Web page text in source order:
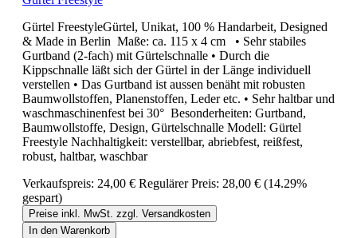
Gürtel FreestyleGürtel, Unikat, 100 % Handarbeit, Designed
& Made in Berlin Maße: ca. 115 x 4 cm • Sehr stabiles
Gurtband (2-fach) mit Gürtelschnalle • Durch die
Kippschnalle läßt sich der Gürtel in der Länge individuell
verstellen • Das Gurtband ist aussen benäht mit robusten
Baumwollstoffen, Planenstoffen, Leder etc. • Sehr haltbar und
waschmaschinenfest bei 30° Besonderheiten: Gurtband,
Baumwollstoffe, Design, Gürtelschnalle Modell: Gürtel
Freestyle Nachhaltigkeit: verstellbar, abriebfest, reißfest,
robust, haltbar, waschbar
Verkaufspreis: 24,00 € Regulärer Preis: 28,00 € (14.29%
gespart)
Preise inkl. MwSt. zzgl. Versandkosten
In den Warenkorb